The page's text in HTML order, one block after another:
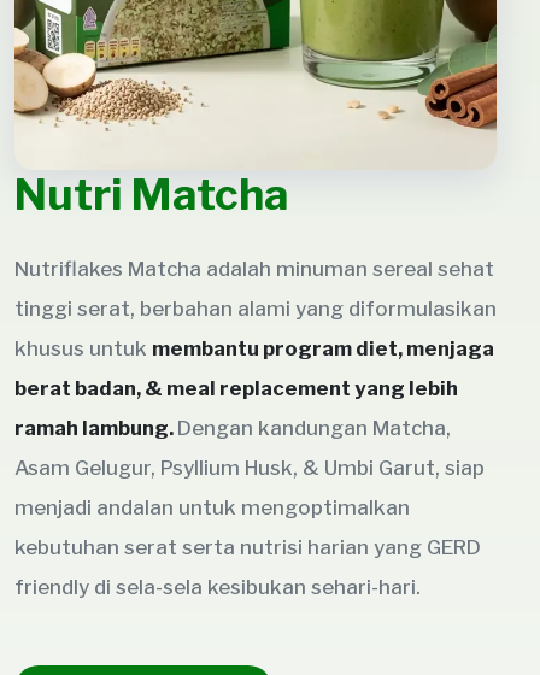
Nutri Matcha
Nutriflakes Matcha adalah minuman sereal sehat
tinggi serat, berbahan alami yang diformulasikan
khusus untuk membantu program diet, menjaga
berat badan, & meal replacement yang lebih
ramah lambung. Dengan kandungan Matcha,
Asam Gelugur, Psyllium Husk, & Umbi Garut, siap
menjadi andalan untuk mengoptimalkan
kebutuhan serat serta nutrisi harian yang GERD
friendly di sela-sela kesibukan sehari-hari.